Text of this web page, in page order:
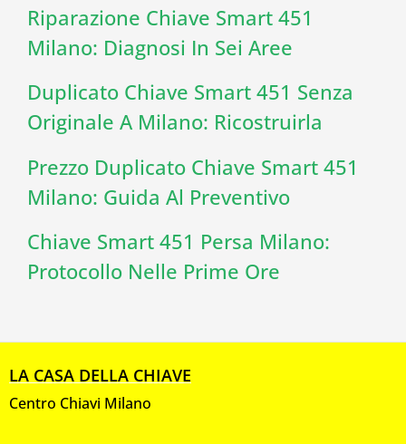
Riparazione Chiave Smart 451
Milano: Diagnosi In Sei Aree
Duplicato Chiave Smart 451 Senza
Originale A Milano: Ricostruirla
Prezzo Duplicato Chiave Smart 451
Milano: Guida Al Preventivo
Chiave Smart 451 Persa Milano:
Protocollo Nelle Prime Ore
LA CASA DELLA CHIAVE
Centro Chiavi Milano